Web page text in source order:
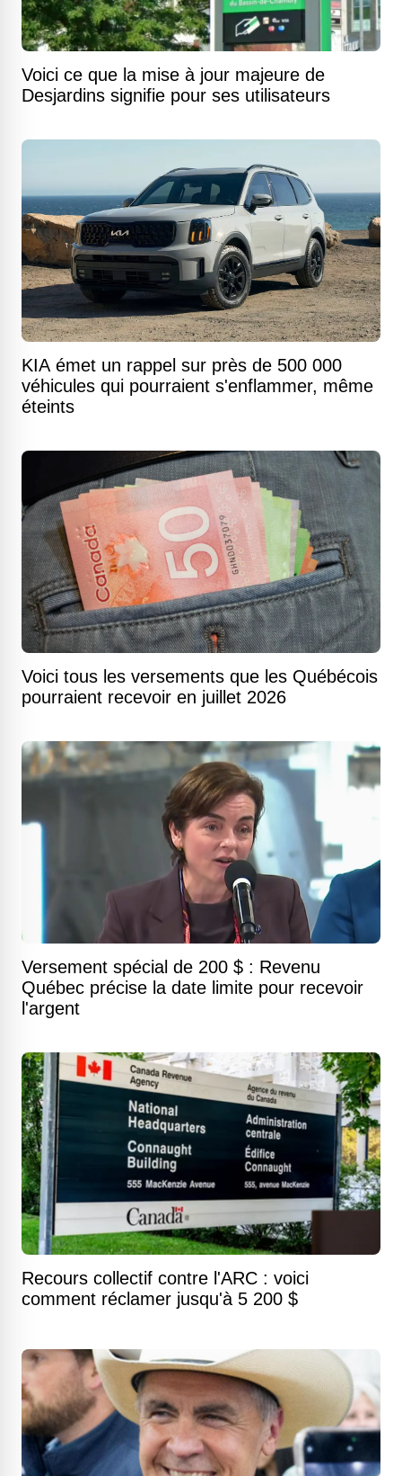
Voici ce que la mise à jour majeure de
Desjardins signifie pour ses utilisateurs
KIA émet un rappel sur près de 500 000
véhicules qui pourraient s'enflammer, même
éteints
Voici tous les versements que les Québécois
pourraient recevoir en juillet 2026
Versement spécial de 200 $ : Revenu
Québec précise la date limite pour recevoir
l'argent
Recours collectif contre l'ARC : voici
comment réclamer jusqu'à 5 200 $